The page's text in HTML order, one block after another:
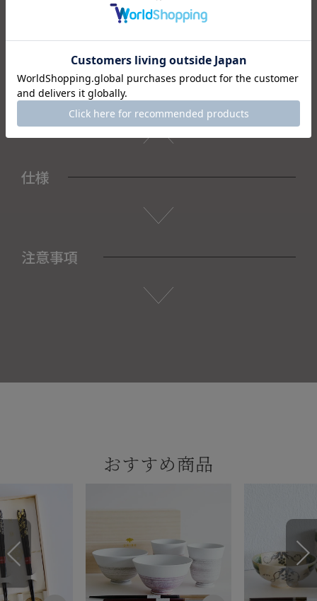
また結婚祝いの贈物や感謝の気持ちを込めたプレゼントとし
・茶碗（大）×1
・茶碗（小）×1
・化粧箱×1
仕様
注意事項
おすすめ商品